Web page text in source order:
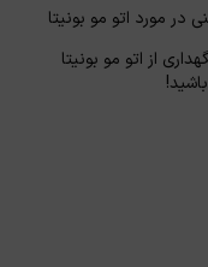
در مورد اتو مو بونیتا
از اتو مو بونیتا